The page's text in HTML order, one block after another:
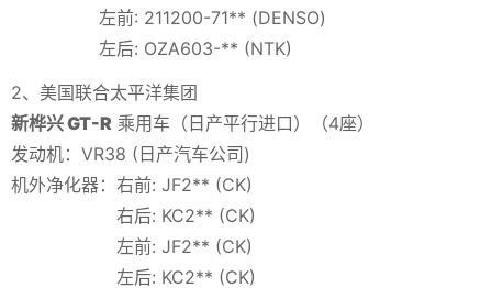
左前: 211200-71** (DENSO)
左后: OZA603-** (NTK)
2、美国联合太平洋集团
新桦兴 GT-R 乘用车（日产平行进口）（4座）
发动机：VR38 (日产汽车公司)
机外净化器：右前: JF2** (CK)
右后: KC2** (CK)
左前: JF2** (CK)
左后: KC2** (CK)